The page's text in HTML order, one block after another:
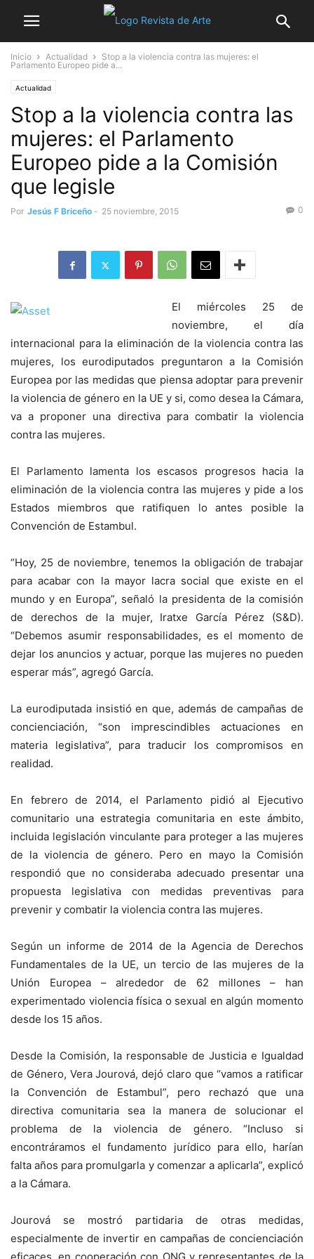
Inicio Actualidad
Stop a la violencia contra las mujeres: el
Parlamento Europeo pide a...
Actualidad
Stop a la violencia contra las
mujeres: el Parlamento
Europeo pide a la Comisión
que legisle
Por Jesús F Briceño - 25 noviembre, 2015 0
El miércoles 25 de
noviembre, el día
internacional para la eliminación de la violencia contra las
mujeres, los eurodiputados preguntaron a la Comisión
Europea por las medidas que piensa adoptar para prevenir
la violencia de género en la UE y si, como desea la Cámara,
va a proponer una directiva para combatir la violencia
contra las mujeres.
El Parlamento lamenta los escasos progresos hacia la
eliminación de la violencia contra las mujeres y pide a los
Estados miembros que ratifiquen lo antes posible la
Convención de Estambul.
“Hoy, 25 de noviembre, tenemos la obligación de trabajar
para acabar con la mayor lacra social que existe en el
mundo y en Europa”, señaló la presidenta de la comisión
de derechos de la mujer, Iratxe García Pérez (S&D).
“Debemos asumir responsabilidades, es el momento de
dejar los anuncios y actuar, porque las mujeres no pueden
esperar más”, agregó García.
La eurodiputada insistió en que, además de campañas de
concienciación, “son imprescindibles actuaciones en
materia legislativa”, para traducir los compromisos en
realidad.
En febrero de 2014, el Parlamento pidió al Ejecutivo
comunitario una estrategia comunitaria en este ámbito,
incluida legislación vinculante para proteger a las mujeres
de la violencia de género. Pero en mayo la Comisión
respondió que no consideraba adecuado presentar una
propuesta legislativa con medidas preventivas para
prevenir y combatir la violencia contra las mujeres.
Según un informe de 2014 de la Agencia de Derechos
Fundamentales de la UE, un tercio de las mujeres de la
Unión Europea – alrededor de 62 millones – han
experimentado violencia física o sexual en algún momento
desde los 15 años.
Desde la Comisión, la responsable de Justicia e Igualdad
de Género, Vera Jourová, dejó claro que “vamos a ratificar
la Convención de Estambul”, pero rechazó que una
directiva comunitaria sea la manera de solucionar el
problema de la violencia de género. “Incluso si
encontráramos el fundamento jurídico para ello, harían
falta años para promulgarla y comenzar a aplicarla”, explicó
a la Cámara.
Jourová se mostró partidaria de otras medidas,
especialmente de invertir en campañas de concienciación